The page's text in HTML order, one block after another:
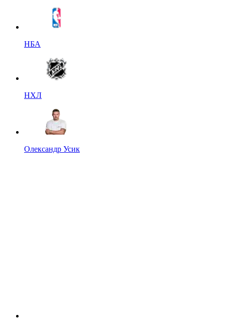
НБА
НХЛ
Олександр Усик